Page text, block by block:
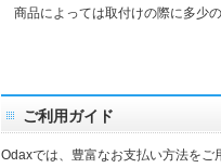
商品によっては取付けの際に多少
ご利用ガイド
Odaxでは、豊富なお支払い方法を